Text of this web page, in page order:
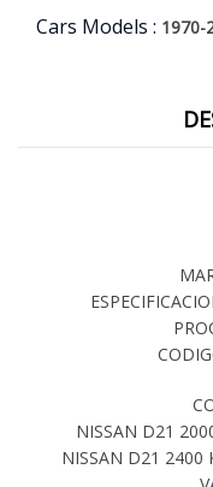
Cars Models : 1970-
NISSAN D21
NISSAN D21 2400